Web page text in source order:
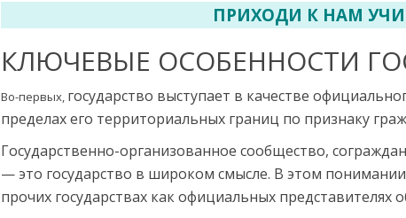
ПРИХОДИ К НАМ
КЛЮЧЕВЫЕ ОСОБЕННОСТИ
Во-первых, государство выступает в качестве
пределах его территориальных границ по признаку
Государственно-организованное сообщество,
— это государство в широком смысле. В этом
прочих государствах как официальных представителях